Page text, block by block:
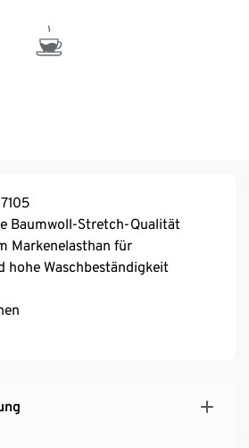
Baumwoll-Stretch-Qualität
Markenelasthan für
hohe Waschbeständigkeit